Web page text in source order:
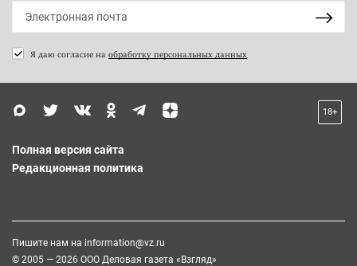
Я даю согласие на обработку персональных данных
18+
Полная версия сайта
Редакционная политика
Пишите нам на information@vz.ru
© 2005 — 2026 ООО Деловая газета «Взгляд»